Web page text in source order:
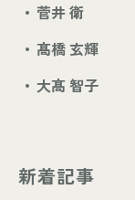
菅井 衛
髙橋 玄輝
大髙 智子
新着記事